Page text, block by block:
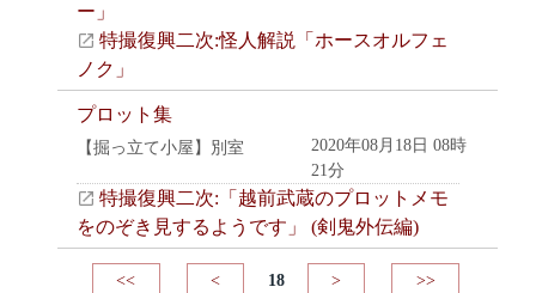
ー」
特撮復興二次:怪人解説「ホースオルフェ
ノク」
プロット集
【掘っ立て小屋】別室
2020年08月18日 08時
21分
特撮復興二次:「越前武蔵のプロットメモ
をのぞき見するようです」 (剣鬼外伝編)
<< < 18 > >>